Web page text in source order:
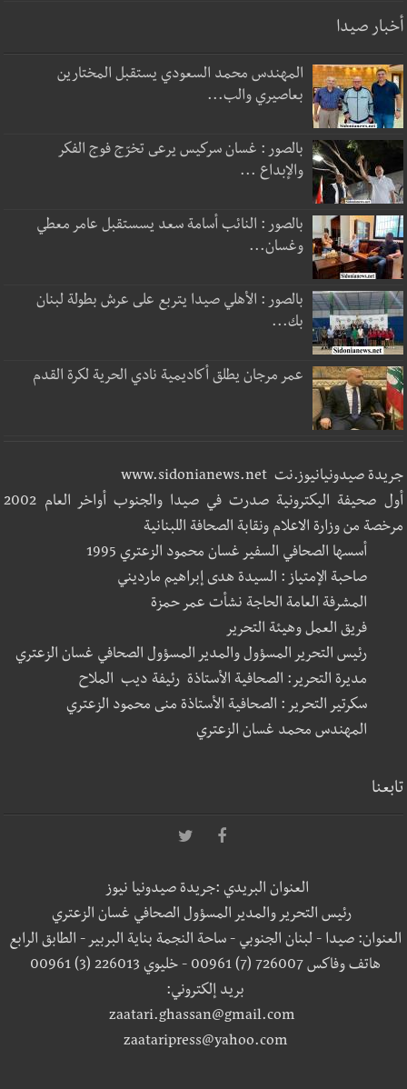
أخبار صيدا
المهندس محمد السعودي يستقبل المختارين
بعاصيري والب...
بالصور : غسان سركيس يرعى تخرّج فوج الفكر
والإبداع ...
بالصور : النائب أسامة سعد يسستقبل عامر معطي
وغسان...
بالصور : الأهلي صيدا يتربع على عرش بطولة لبنان
بك...
عمر مرجان يطلق أكاديمية نادي الحرية لكرة القدم
جريدة صيدونيانيوز.نت www.sidonianews.net
أول صحيفة اليكترونية صدرت في صيدا والجنوب أواخر العام 2002
مرخصة من وزارة الاعلام ونقابة الصحافة اللبنانية
أسسها الصحافي السفير غسان محمود الزعتري 1995
صاحبة الإمتياز : السيدة هدى إبراهيم مارديني
المشرفة العامة الحاجة نشأت عمر حمزة
فريق العمل وهيئة التحرير
رئيس التحرير المسؤول والمدير المسؤول الصحافي غسان الزعتري
مديرة التحرير: الصحافية الأستاذة رئيفة ديب الملاح
سكرتير التحرير : الصحافية الأستاذة منى محمود الزعتري
المهندس محمد غسان الزعتري
تابعنا
العنوان البريدي :جريدة صيدونيا نيوز
رئيس التحرير والمدير المسؤول الصحافي غسان الزعتري
العنوان: صيدا - لبنان الجنوبي - ساحة النجمة بناية البربير - الطابق الرابع
هاتف وفاكس 726007 (7) 00961 - خليوي 226013 (3) 00961
بريد إلكتروني:
zaatari.ghassan@gmail.com
zaataripress@yahoo.com